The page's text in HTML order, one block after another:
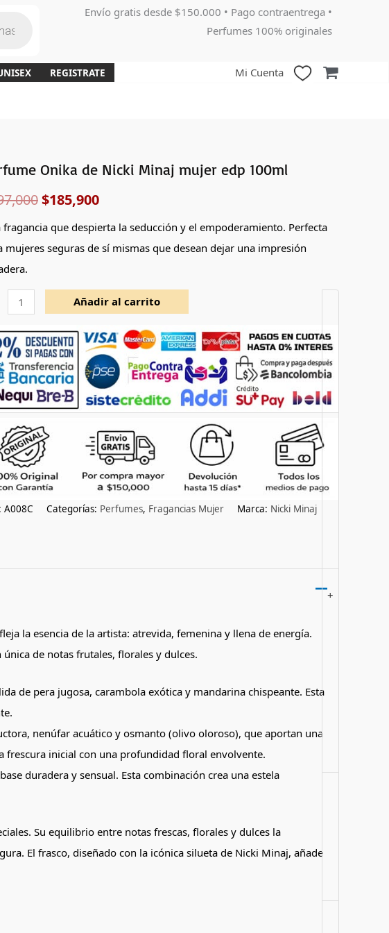
Envío gratis desde $150.000 • Pago contraentrega •
Perfumes 100% originales
REGISTRATE Mi Cuenta
Onika de Nicki Minaj mujer edp 100ml
El
precio
original
era:
$185,900
El
precio
actual
es:
fragancia que despierta la seducción y el empoderamiento. Perfecta
mujeres seguras de sí mismas que desean dejar una impresión
+
Añadir al carrito
A008C Categorías: Perfumes, Fragancias Mujer Marca: Nicki Minaj
la esencia de la artista: atrevida, femenina y llena de energía.
de notas frutales, florales y dulces.
de pera jugosa, carambola exótica y mandarina chispeante. Esta
nenúfar acuático y osmanto (olivo oloroso), que aportan una
frescura inicial con una profundidad floral envolvente.
duradera y sensual. Esta combinación crea una estela
Su equilibrio entre notas frescas, florales y dulces la
El frasco, diseñado con la icónica silueta de Nicki Minaj, añade